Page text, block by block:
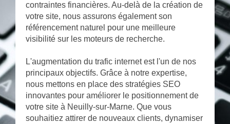
contraintes financières. Au-delà de la création de
votre site, nous assurons également son
référencement naturel pour une meilleure
visibilité sur les moteurs de recherche.
L'augmentation du trafic internet est l'un de nos
principaux objectifs. Grâce à notre expertise,
nous mettons en place des stratégies SEO
innovantes pour améliorer le positionnement de
votre site à Neuilly-sur-Marne. Que vous
souhaitiez attirer de nouveaux clients, dynamiser